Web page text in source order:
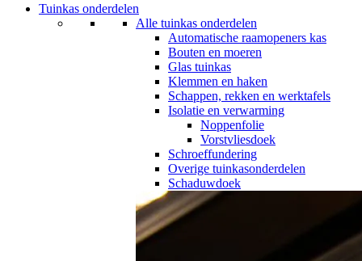
Tuinkas onderdelen
Alle tuinkas onderdelen
Automatische raamopeners kas
Bouten en moeren
Glas tuinkas
Klemmen en haken
Schappen, rekken en werktafels
Isolatie en verwarming
Noppenfolie
Vorstvliesdoek
Schroeffundering
Overige tuinkasonderdelen
Schaduwdoek